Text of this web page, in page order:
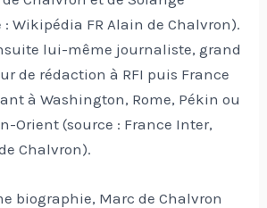
: Wikipédia FR Alain de Chalvron).
lui-même journaliste, grand
de rédaction à RFI puis France
à Washington, Rome, Pékin ou
Orient (source : France Inter,
Chalvron).
biographie, Marc de Chalvron